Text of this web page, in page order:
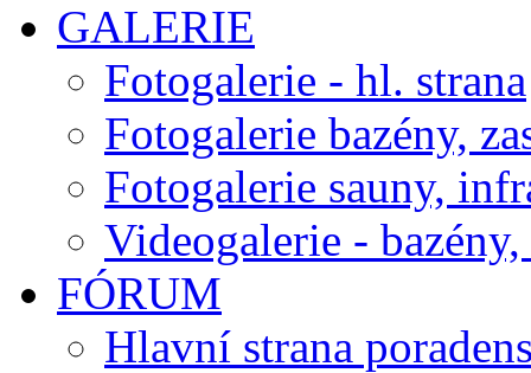
GALERIE
Fotogalerie - hl. strana
Fotogalerie bazény,
Fotogalerie sauny,
Videogalerie - bazény,
FÓRUM
Hlavní strana